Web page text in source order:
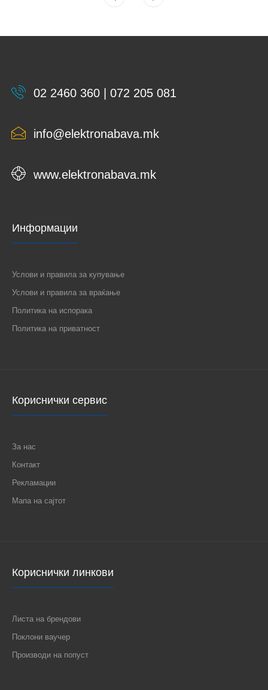
02 2460 360 | 072 205 081
info@elektronabava.mk
www.elektronabava.mk
Информации
Услови и правила за купување
Услови и правила за враќање
Политика на испорака
Политика на приватност
Кориснички сервис
За нас
Контакт
Рекламации
Мапа на сајтот
Кориснички линкови
Листа на брендови
Поклони ваучер
Производи на попуст